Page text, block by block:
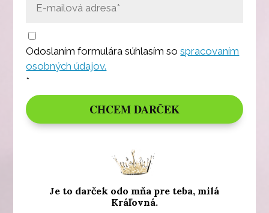
Odoslaním formulára súhlasím sospracovaním
osobných údajov.
*
CHCEM DARČEK
Je to darček odo mňa pre teba, milá
Kráľovná.